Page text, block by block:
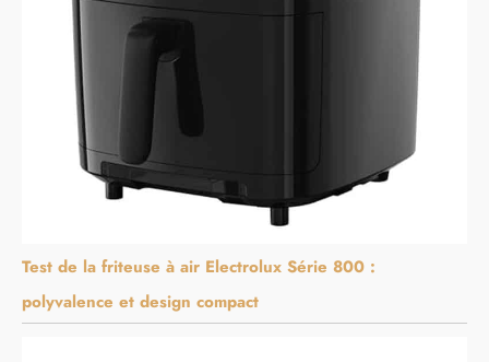
Test de la friteuse à air Electrolux Série 800 :
polyvalence et design compact